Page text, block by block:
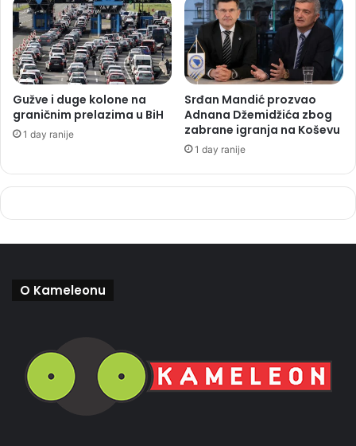
Gužve i duge kolone na
graničnim prelazima u BiH
1 day ranije
Srđan Mandić prozvao
Adnana Džemidžića zbog
zabrane igranja na Koševu
1 day ranije
O Kameleonu